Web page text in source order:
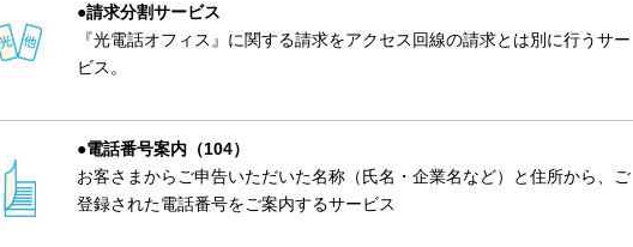
●請求分割サービス
『光電話オフィス』に関する請求をアクセス回線の請求とは別に行うサー
ビス。
●電話番号案内（104）
お客さまからご申告いただいた名称（氏名・企業名など）と住所から、ご
登録された電話番号をご案内するサービス